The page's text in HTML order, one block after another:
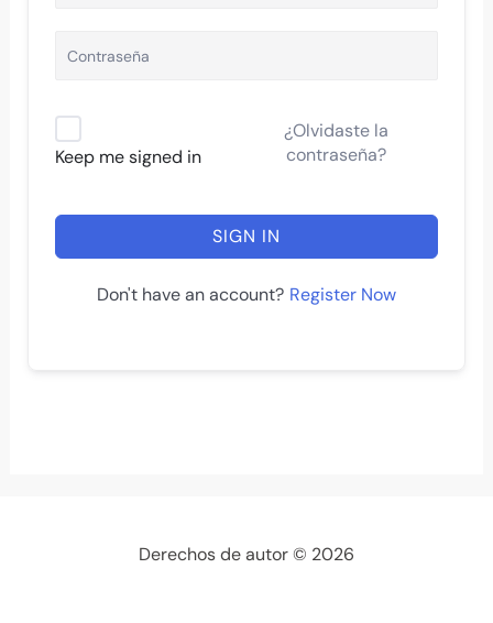
Keep me signed in
¿Olvidaste la
contraseña?
SIGN IN
Don't have an account? Register Now
Derechos de autor © 2026